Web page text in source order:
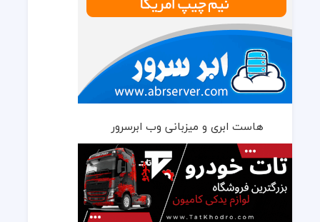
هاست ابری و میزبانی وب ابرسرور